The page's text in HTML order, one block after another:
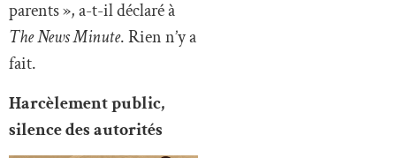
parents », a-t-il déclaré à
The News Minute. Rien n’y a
fait.
Harcèlement public,
silence des autorités